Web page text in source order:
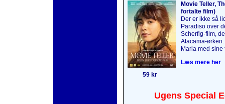
Movie Teller,
fortalte film)
Der er ikke så
Paradiso over
Scherfig-film,
Atacama-
Maria med
Læs mere her
59 kr
Ugens Special